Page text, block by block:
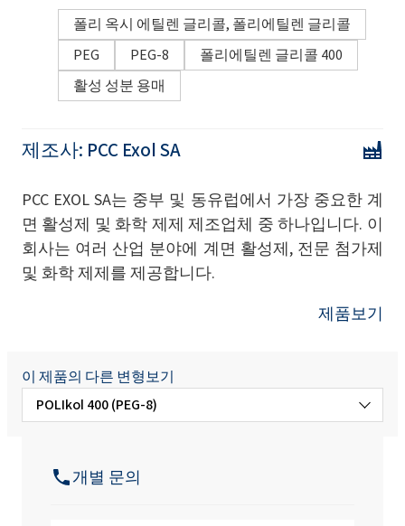
폴리 옥시 에틸렌 글리콜, 폴리에틸렌 글리콜
PEG
PEG-8
폴리에틸렌 글리콜 400
활성 성분 용매
제조사: PCC Exol SA
PCC EXOL SA는 중부 및 동유럽에서 가장 중요한 계
면 활성제 및 화학 제제 제조업체 중 하나입니다. 이
회사는 여러 산업 분야에 계면 활성제, 전문 첨가제
및 화학 제제를 제공합니다.
제품보기
이 제품의 다른 변형보기
POLIkol 400 (PEG-8)
개별 문의